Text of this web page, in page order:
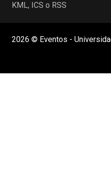
KML, ICS o RSS
2026 © Eventos -